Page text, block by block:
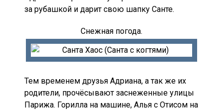
за рубашкой и дарит свою шапку Санте.
Снежная погода.
Тем временем друзья Адриана, а так же их
родители, прочёсывают заснеженные улицы
Парижа. Горилла на машине, Алья с Отисом на